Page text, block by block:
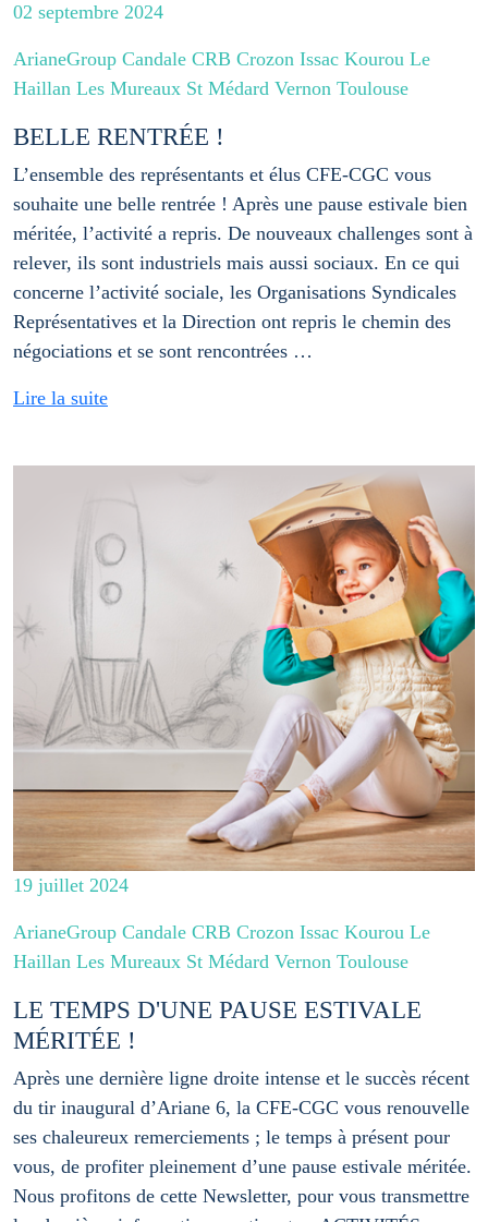
02 septembre 2024
ArianeGroup Candale CRB Crozon Issac Kourou Le
Haillan Les Mureaux St Médard Vernon Toulouse
BELLE RENTRÉE !
L’ensemble des représentants et élus CFE-CGC vous
souhaite une belle rentrée ! Après une pause estivale bien
méritée, l’activité a repris. De nouveaux challenges sont à
relever, ils sont industriels mais aussi sociaux. En ce qui
concerne l’activité sociale, les Organisations Syndicales
Représentatives et la Direction ont repris le chemin des
négociations et se sont rencontrées …
Lire la suite
19 juillet 2024
ArianeGroup Candale CRB Crozon Issac Kourou Le
Haillan Les Mureaux St Médard Vernon Toulouse
LE TEMPS D'UNE PAUSE ESTIVALE
MÉRITÉE !
Après une dernière ligne droite intense et le succès récent
du tir inaugural d’Ariane 6, la CFE-CGC vous renouvelle
ses chaleureux remerciements ; le temps à présent pour
vous, de profiter pleinement d’une pause estivale méritée.
Nous profitons de cette Newsletter, pour vous transmettre